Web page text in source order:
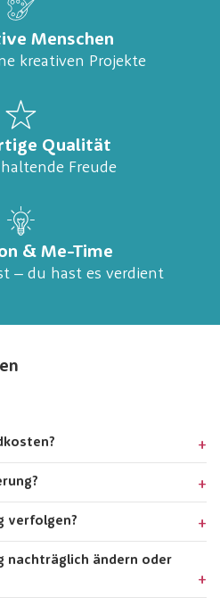
Menschen
kreativen Projekte
Qualität
Freude
& Me-Time
– du hast es verdient
verfolgen?
nachträglich ändern oder